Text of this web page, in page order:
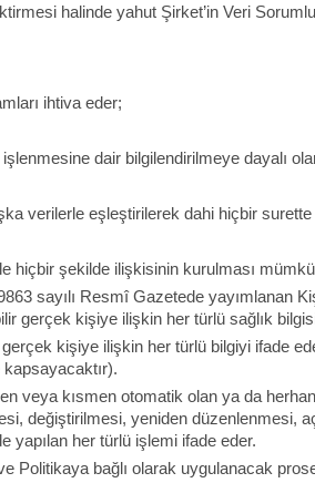
halinde yahut Şirket’in Veri
ihtiva eder;
dair bilgilendirilmeye dayalı
verilerle eşleştirilerek dahi hiçbir
hiçbir şekilde ilişkisinin kurulması
sayılı Resmî Gazetede yayımlanan
gerçek kişiye ilişkin her türlü sağlık
kişiye ilişkin her türlü bilgiyi ifade
kapsayacaktır).
veya kısmen otomatik olan ya da
değiştirilmesi, yeniden düzenlenmesi,
yapılan her türlü işlemi ifade eder.
Politikaya bağlı olarak uygulanacak